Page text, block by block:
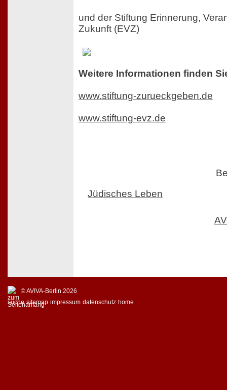
und der Stiftung Erinnerung,
Zukunft (EVZ)
Weitere Informationen finden
www.stiftung-zurueckgeben.de
www.stiftung-evz.de
Jüdisches Leben
© AVIVA-Berlin 2026
suche sitemap impressum datenschutz home